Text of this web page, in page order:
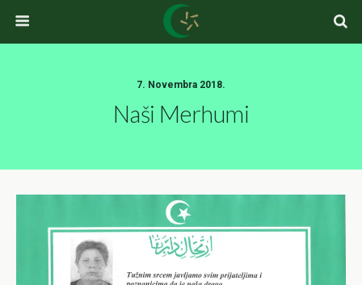
7. Novembra 2018.
Naši Merhumi